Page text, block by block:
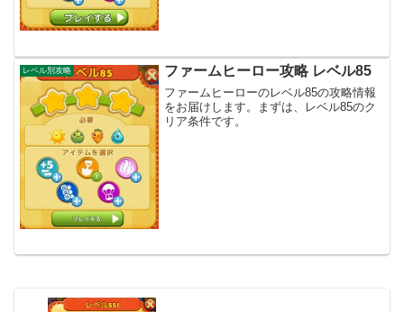
レベル別攻略 ファームヒーロー攻略 レベル85
ファームヒーローのレベル85の攻略情報
をお届けします。まずは、レベル85のク
リア条件です。